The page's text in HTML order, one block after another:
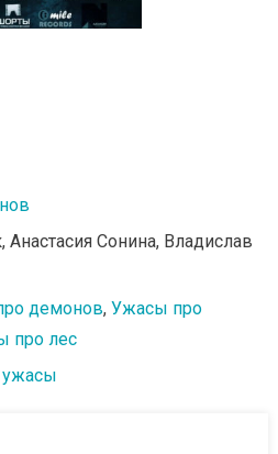
Анастасия Сонина, Владислав
демонов, Ужасы про
про лес
ужасы